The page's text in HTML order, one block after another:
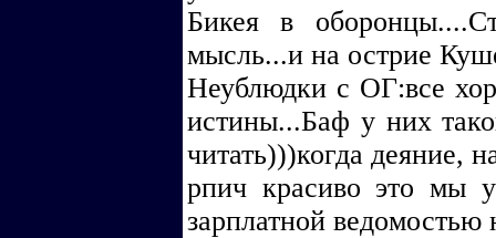
Бикея в
мысль...и на острие
Неублюдки с ОГ:все
истины...Баф у них
читать)))когда деяние,
рпич красиво это мы
зарплатной ведомостью